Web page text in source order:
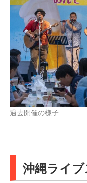
過去開催の様子
沖縄ライブ